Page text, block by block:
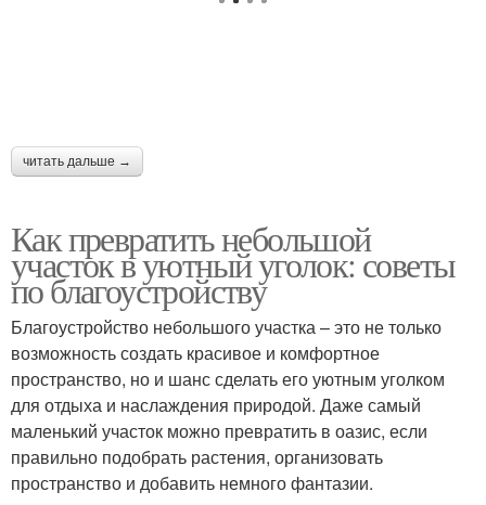
читать дальше →
Как превратить небольшой
участок в уютный уголок: советы
по благоустройству
Благоустройство небольшого участка – это не только
возможность создать красивое и комфортное
пространство, но и шанс сделать его уютным уголком
для отдыха и наслаждения природой. Даже самый
маленький участок можно превратить в оазис, если
правильно подобрать растения, организовать
пространство и добавить немного фантазии.